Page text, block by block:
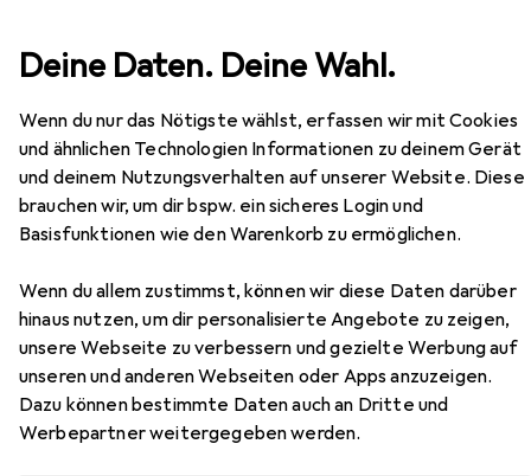
Deine Daten. Deine Wahl.
Wenn du nur das Nötigste wählst, erfassen wir mit Cookies
und ähnlichen Technologien Informationen zu deinem Gerät
und deinem Nutzungsverhalten auf unserer Website. Diese
brauchen wir, um dir bspw. ein sicheres Login und
Basisfunktionen wie den Warenkorb zu ermöglichen.
Wenn du allem zustimmst, können wir diese Daten darüber
hinaus nutzen, um dir personalisierte Angebote zu zeigen,
unsere Webseite zu verbessern und gezielte Werbung auf
unseren und anderen Webseiten oder Apps anzuzeigen.
Dazu können bestimmte Daten auch an Dritte und
Werbepartner weitergegeben werden.
Türgriff + Türgarnitur Heusser Blindolive 3414
EUR
60,90
Heusser Blindolive 3414
Türgriff
Zubehör für Heusser Blindolive
3414
Hier findest du passendes Zubehör zum Produkt Heusser
Blindolive 3414 aus der Kategorie Möbelgleiter +
Schutzpuffer.